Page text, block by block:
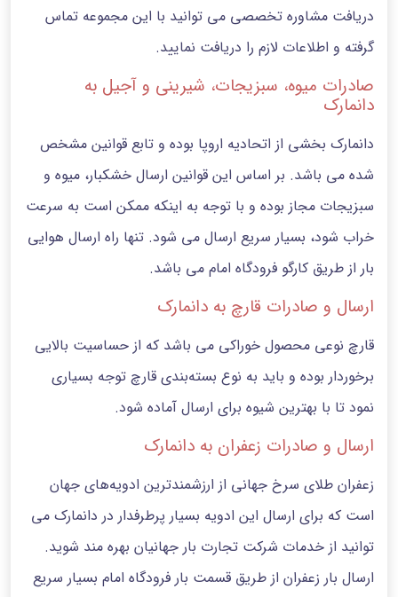
دریافت مشاوره تخصصی می توانید با این مجموعه تماس
گرفته و اطلاعات لازم را دریافت نمایید.
صادرات میوه، سبزیجات، شیرینی و آجیل به
دانمارک
دانمارک بخشی از اتحادیه اروپا بوده و تابع قوانین مشخص
شده می باشد. بر اساس این قوانین ارسال خشکبار، میوه و
سبزیجات مجاز بوده و با توجه به اینکه ممکن است به سرعت
خراب شود، بسیار سریع ارسال می شود. تنها راه ارسال هوایی
بار از طریق کارگو فرودگاه امام می باشد.
ارسال و صادرات قارچ به دانمارک
قارچ نوعی محصول خوراکی می باشد که از حساسیت بالایی
برخوردار بوده و باید به نوع بسته‌بندی قارچ توجه بسیاری
نمود تا با بهترین شیوه برای ارسال آماده شود.
ارسال و صادرات زعفران به دانمارک
زعفران طلای سرخ جهانی از ارزشمندترین ادویه‌های جهان
است که برای ارسال این ادویه بسیار پرطرفدار در دانمارک می
توانید از خدمات شرکت تجارت بار جهانیان بهره مند شوید.
ارسال بار زعفران از طریق قسمت بار فرودگاه امام بسیار سریع